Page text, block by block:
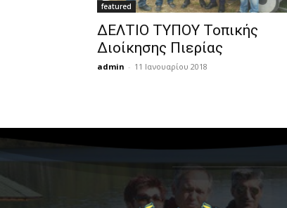
featured
ΔΕΛΤΙΟ ΤΥΠΟΥ Τοπικής
Διοίκησης Πιερίας
admin - 11 Ιανουαρίου 2018